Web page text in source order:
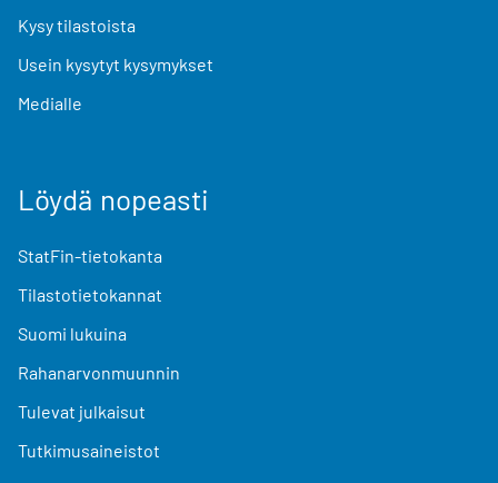
Kysy tilastoista
Usein kysytyt kysymykset
Medialle
Löydä nopeasti
StatFin-tietokanta
Tilastotietokannat
Suomi lukuina
Rahanarvonmuunnin
Tulevat julkaisut
Tutkimusaineistot